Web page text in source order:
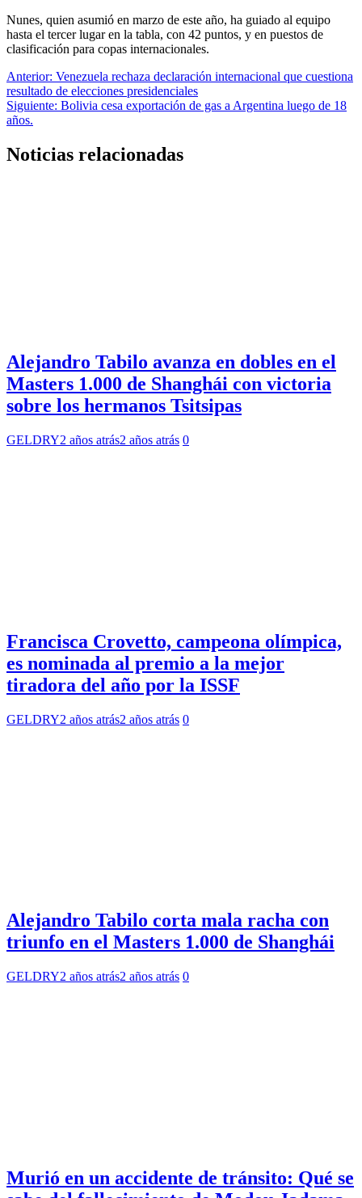
Nunes, quien asumió en marzo de este año, ha guiado al equipo
hasta el tercer lugar en la tabla, con 42 puntos, y en puestos de
clasificación para copas internacionales.
Navegación
de
entradas
Anterior: Venezuela rechaza declaración internacional que cuestiona
resultado de elecciones presidenciales
Siguiente: Bolivia cesa exportación de gas a Argentina luego de 18
años.
Noticias relacionadas
Alejandro Tabilo avanza en dobles en el
Masters 1.000 de Shanghái con victoria
sobre los hermanos Tsitsipas
GELDRY2 años atrás2 años atrás 0
Francisca Crovetto, campeona olímpica,
es nominada al premio a la mejor
tiradora del año por la ISSF
GELDRY2 años atrás2 años atrás 0
Alejandro Tabilo corta mala racha con
triunfo en el Masters 1.000 de Shanghái
GELDRY2 años atrás2 años atrás 0
Murió en un accidente de tránsito: Qué se